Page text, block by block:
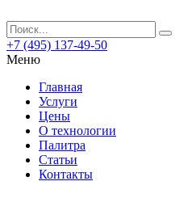
+7 (495) 137-49-50
Меню
Главная
Услуги
Цены
О технологии
Палитра
Статьи
Контакты